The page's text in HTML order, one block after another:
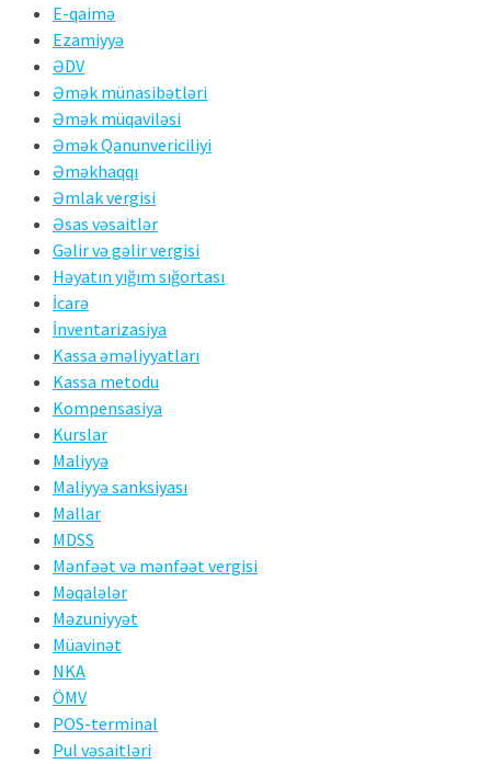
E-qaimə
Ezamiyyə
ƏDV
Əmək münasibətləri
Əmək müqaviləsi
Əmək Qanunvericiliyi
Əməkhaqqı
Əmlak vergisi
Əsas vəsaitlər
Gəlir və gəlir vergisi
Həyatın yığım sığortası
İcarə
İnventarizasiya
Kassa əməliyyatları
Kassa metodu
Kompensasiya
Kurslar
Maliyyə
Maliyyə sanksiyası
Mallar
MDSS
Mənfəət və mənfəət vergisi
Məqalələr
Məzuniyyət
Müavinət
NKA
ÖMV
POS-terminal
Pul vəsaitləri